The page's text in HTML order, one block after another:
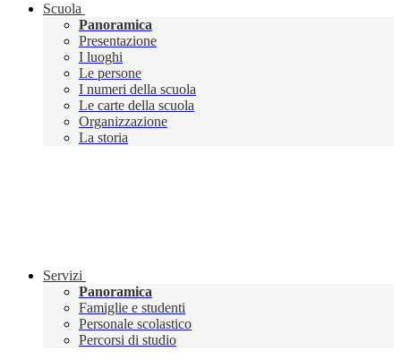
Scuola
Panoramica
Presentazione
I luoghi
Le persone
I numeri della scuola
Le carte della scuola
Organizzazione
La storia
Servizi
Panoramica
Famiglie e studenti
Personale scolastico
Percorsi di studio